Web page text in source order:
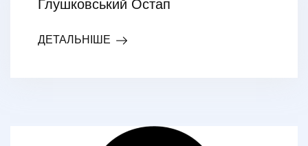
Глушковський Остап
ДЕТАЛЬНІШЕ